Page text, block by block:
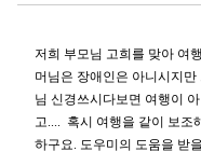
저희 부모님 고희를 맞아 여
머님은 장애인은 아니시지
님 신경쓰시다보면 여행이
고.... 혹시 여행을 같이 보조
하구요. 도우미의 도움을 받